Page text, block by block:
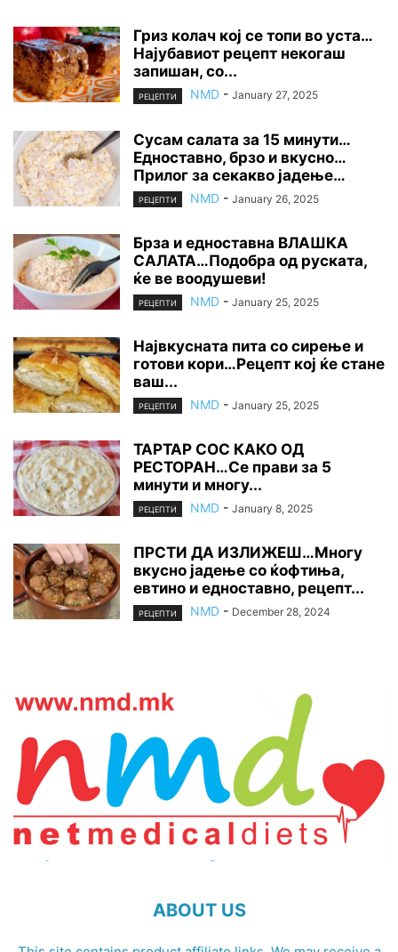
Гриз колач кој се топи во уста…
Најубавиот рецепт некогаш
запишан, со...
РЕЦЕПТИ NMD - January 27, 2025
Сусам салата за 15 минути…
Едноставно, брзо и вкусно…
Прилог за секакво јадење…
РЕЦЕПТИ NMD - January 26, 2025
Брза и едноставна ВЛАШКА
САЛАТА…Подобра од руската,
ќе ве воодушеви!
РЕЦЕПТИ NMD - January 25, 2025
Највкусната пита со сирење и
готови кори…Рецепт кој ќе стане
ваш...
РЕЦЕПТИ NMD - January 25, 2025
ТАРТАР СОС КАКО ОД
РЕСТОРАН…Се прави за 5
минути и многу...
РЕЦЕПТИ NMD - January 8, 2025
ПРСТИ ДА ИЗЛИЖЕШ…Многу
вкусно јадење со ќофтиња,
евтино и едноставно, рецепт...
РЕЦЕПТИ NMD - December 28, 2024
ABOUT US